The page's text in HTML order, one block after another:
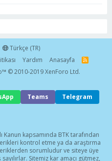
Türkçe (TR)
Yardım Anasayfa
R
S
© 2010-2019 XenForo Ltd.
Teams
Telegram
Kanun kapsamında BTK tarafından
kontrol etme ya da araştırma
sorumludur ve siteye üye
Sitemiz kar amacı gütmez,